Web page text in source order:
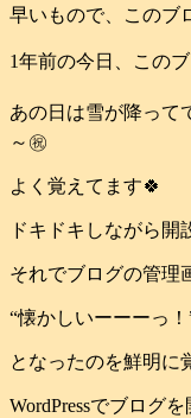
早いもので、このブ
1年前の今日、この
あの日は雪が降って
～㊗️
よく覚えてます🍀
ドキドキしながら開
それでブログの管理
“懐かしいーーーっ！
となったのを鮮明に
WordPressでブログ